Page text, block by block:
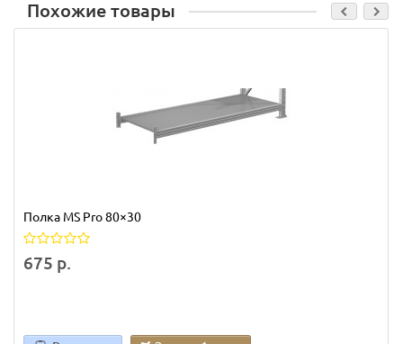
Похожие товары
Полка MS Pro 80×30
675 р.